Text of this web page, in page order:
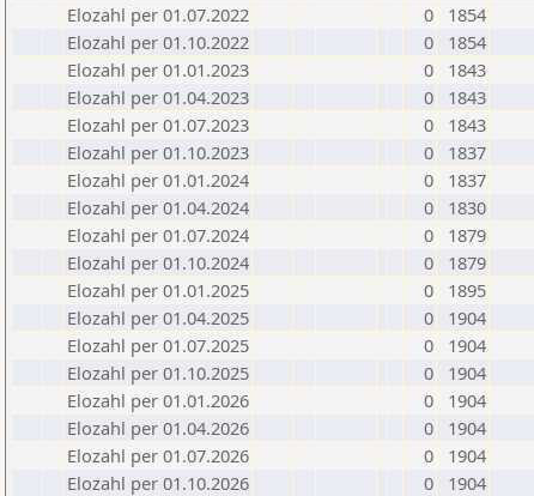
Elozahl per 01.07.2022
0
1854
Elozahl per 01.10.2022
0
1854
Elozahl per 01.01.2023
0
1843
Elozahl per 01.04.2023
0
1843
Elozahl per 01.07.2023
0
1843
Elozahl per 01.10.2023
0
1837
Elozahl per 01.01.2024
0
1837
Elozahl per 01.04.2024
0
1830
Elozahl per 01.07.2024
0
1879
Elozahl per 01.10.2024
0
1879
Elozahl per 01.01.2025
0
1895
Elozahl per 01.04.2025
0
1904
Elozahl per 01.07.2025
0
1904
Elozahl per 01.10.2025
0
1904
Elozahl per 01.01.2026
0
1904
Elozahl per 01.04.2026
0
1904
Elozahl per 01.07.2026
0
1904
Elozahl per 01.10.2026
0 1904